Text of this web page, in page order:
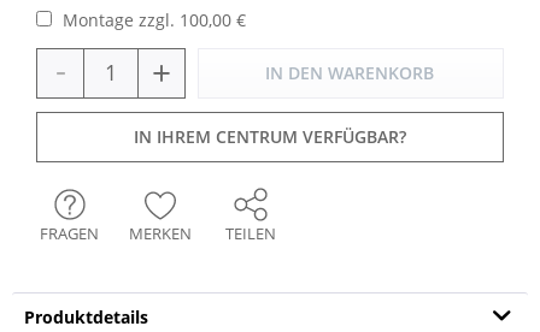
Montage zzgl. 100,00 €
- + IN DEN WARENKORB
IN IHREM CENTRUM VERFÜGBAR?
FRAGEN MERKEN TEILEN
Produktdetails